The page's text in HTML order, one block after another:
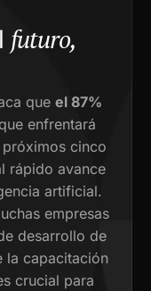
futuro,
que el 87%
enfrentará
cinco
rápido avance
artificial.
empresas
desarrollo de
la capacitación
crucial para